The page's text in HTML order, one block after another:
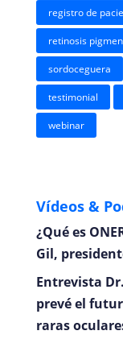
registro de
retinosis
sordoceguera
testimonial
webinar
Vídeos &
¿Qué es
Gil,
Entrevista
prevé el
raras